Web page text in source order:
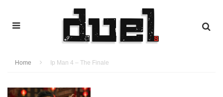
Home Ip Man 4 – The Finale